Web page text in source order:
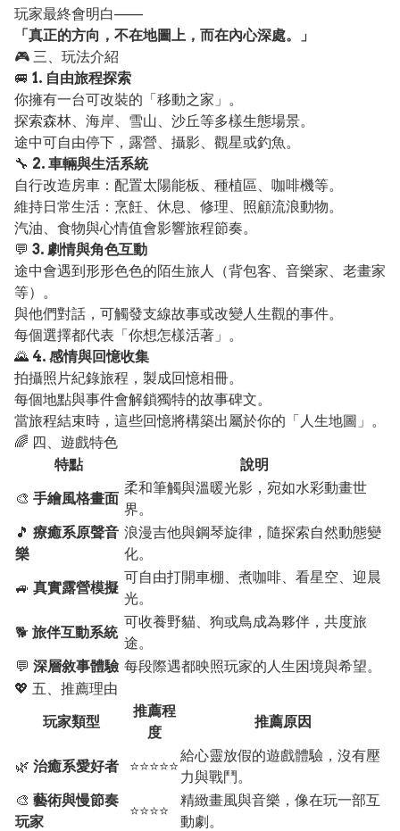
玩家最終會明白——
「真正的方向，不在地圖上，而在內心深處。」
🎮 三、玩法介紹
🚐 1. 自由旅程探索
你擁有一台可改裝的「移動之家」。
探索森林、海岸、雪山、沙丘等多樣生態場景。
途中可自由停下，露營、攝影、觀星或釣魚。
🔧 2. 車輛與生活系統
自行改造房車：配置太陽能板、種植區、咖啡機等。
維持日常生活：烹飪、休息、修理、照顧流浪動物。
汽油、食物與心情值會影響旅程節奏。
💬 3. 劇情與角色互動
途中會遇到形形色色的陌生旅人（背包客、音樂家、老畫家
等）。
與他們對話，可觸發支線故事或改變人生觀的事件。
每個選擇都代表「你想怎樣活著」。
🌄 4. 感情與回憶收集
拍攝照片紀錄旅程，製成回憶相冊。
每個地點與事件會解鎖獨特的故事碑文。
當旅程結束時，這些回憶將構築出屬於你的「人生地圖」。
🌈 四、遊戲特色
特點
說明
🎨 手繪風格畫面
柔和筆觸與溫暖光影，宛如水彩動畫世
界。
🎵 療癒系原聲音
樂
浪漫吉他與鋼琴旋律，隨探索自然動態變
化。
🚙 真實露營模擬
可自由打開車棚、煮咖啡、看星空、迎晨
光。
🐕 旅伴互動系統
可收養野貓、狗或鳥成為夥伴，共度旅
途。
💬 深層敘事體驗 每段際遇都映照玩家的人生困境與希望。
💖 五、推薦理由
玩家類型
推薦程
度
推薦原因
🌿 治癒系愛好者 ⭐⭐⭐⭐⭐
給心靈放假的遊戲體驗，沒有壓
力與戰鬥。
🎨 藝術與慢節奏
玩家
⭐⭐⭐⭐
精緻畫風與音樂，像在玩一部互
動劇。